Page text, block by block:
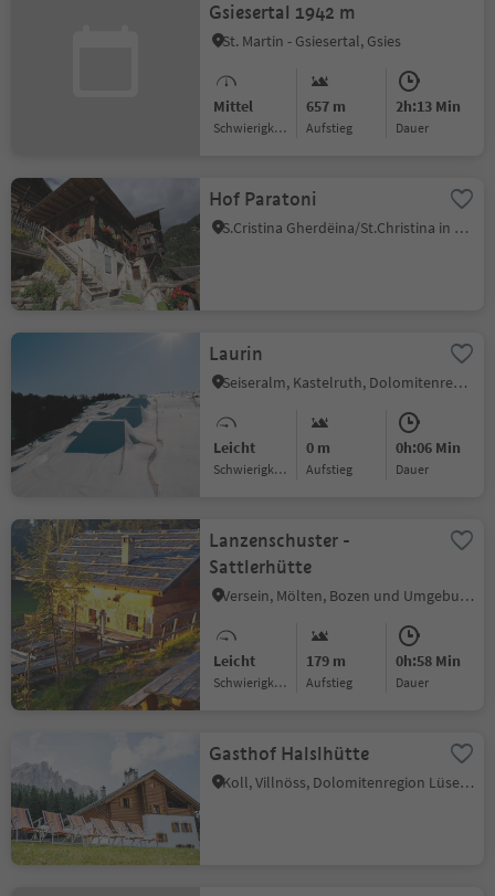
Gsiesertal 1942 m
St. Martin - Gsiesertal, Gsies
Mittel
Schwierigkeitsgrad
657 m
Aufstieg
2h:13 Min
Dauer
Hof Paratoni
S.Cristina Gherdëina/St.Christina in Gröden, St.Christina in Gröden, Dolomitenregion Gröden
Laurin
Seiseralm, Kastelruth, Dolomitenregion Seiser Alm
Leicht
Schwierigkeitsgrad
0 m
Aufstieg
0h:06 Min
Dauer
Lanzenschuster -
Sattlerhütte
Versein, Mölten, Bozen und Umgebung
Leicht
Schwierigkeitsgrad
179 m
Aufstieg
0h:58 Min
Dauer
Gasthof Halslhütte
Koll, Villnöss, Dolomitenregion Lüsen Villnöss